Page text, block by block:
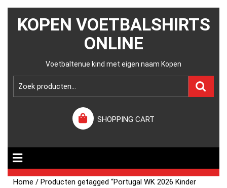
KOPEN VOETBALSHIRTS
ONLINE
Voetbaltenue kind met eigen naam Kopen
SHOPPING CART
Home / Producten getagged “Portugal WK 2026 Kinder